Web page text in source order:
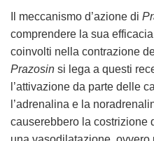
Il meccanismo d’azione di
comprendere la sua
coinvolti nella contrazione
Prazosin si lega a questi
l’attivazione da parte delle
l’adrenalina e la
causerebbero la costrizione